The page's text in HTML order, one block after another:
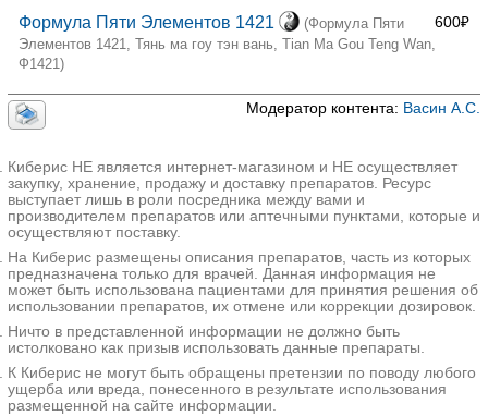
600₽
Формула Пяти Элементов 1421
(Формула Пяти
Элементов 1421, Тянь ма гоу тэн вань, Tian Ma Gou Teng Wan,
Ф1421)
Модератор контента: Васин А.С.
Киберис НЕ является интернет-магазином и НЕ осуществляет
закупку, хранение, продажу и доставку препаратов. Ресурс
выступает лишь в роли посредника между вами и
производителем препаратов или аптечными пунктами, которые и
осуществляют поставку.
На Киберис размещены описания препаратов, часть из которых
предназначена только для врачей. Данная информация не
может быть использована пациентами для принятия решения об
использовании препаратов, их отмене или коррекции дозировок.
Ничто в представленной информации не должно быть
истолковано как призыв использовать данные препараты.
К Киберис не могут быть обращены претензии по поводу любого
ущерба или вреда, понесенного в результате использования
размещенной на сайте информации.